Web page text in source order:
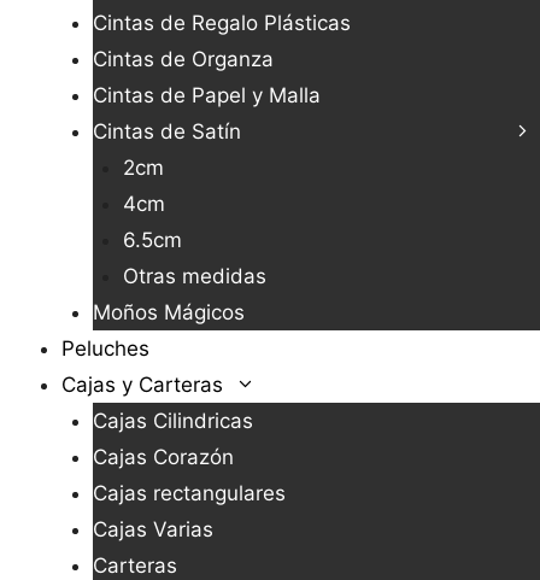
Cintas de Regalo Plásticas
Cintas de Organza
Cintas de Papel y Malla
Cintas de Satín
2cm
4cm
6.5cm
Otras medidas
Moños Mágicos
Peluches
Cajas y Carteras
Cajas Cilindricas
Cajas Corazón
Cajas rectangulares
Cajas Varias
Carteras